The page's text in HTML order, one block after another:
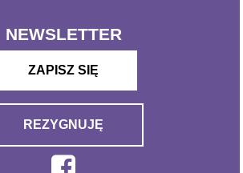
NEWSLETTER
ZAPISZ SIĘ
REZYGNUJĘ